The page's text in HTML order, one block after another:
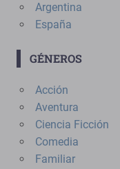
Argentina
España
GÉNEROS
Acción
Aventura
Ciencia Ficción
Comedia
Familiar